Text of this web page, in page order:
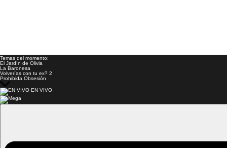
Temas del momento:
El Jardín de Olivia
La Baronesa
Volverías con tu ex? 2
Prohibida Obsesión
EN VIVO